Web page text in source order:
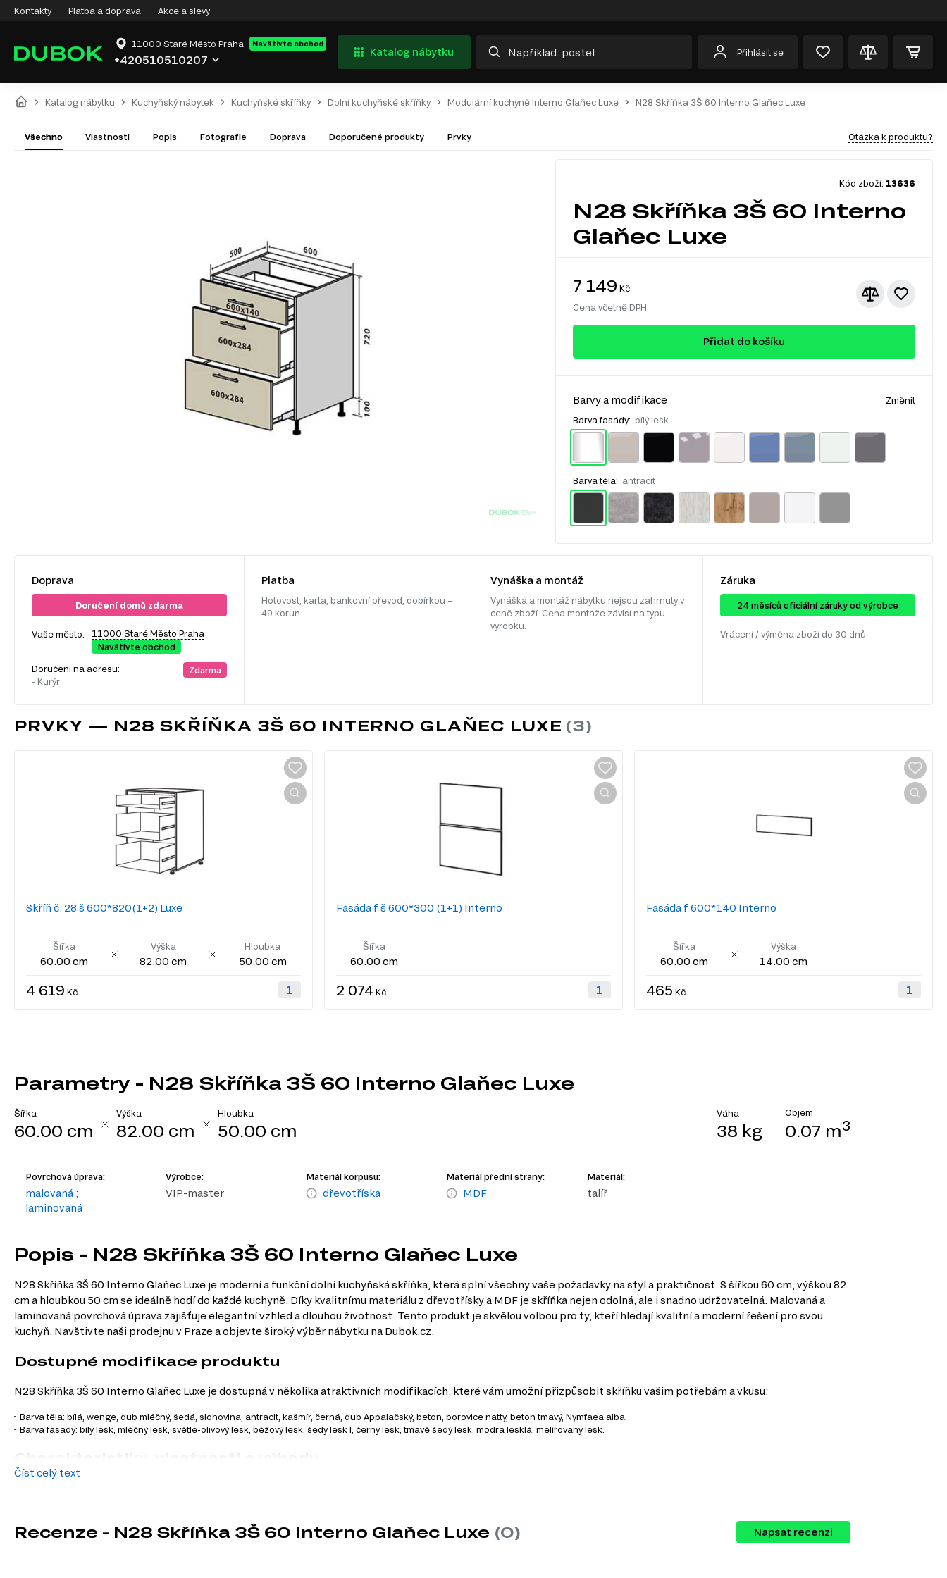
Kontakty Platba a doprava Akce a slevy
11000 Staré Město Praha Navštivte obchod
+420510510207
Katalog nábytku Přihlásit se
Katalog nábytku Kuchyňský nábytek Kuchyňské skříňky Dolní kuchyňské skříňky Modulární kuchyně Interno Glaňec Luxe N28 Skříňka 3Š 60 Interno Glaňec Luxe
Všechno Vlastnosti Popis Fotografie Doprava Doporučené produkty Prvky Otázka k produktu?
Kód zboží: 13636
N28 Skříňka 3Š 60 Interno
Glaňec Luxe
7 149 Kč
Cena včetně DPH
Přidat do košíku
Barvy a modifikace Změnit
Barva fasády: bílý lesk
Barva těla: antracit
Doprava
Doručení domů zdarma
Vaše město:
11000 Staré Město Praha
Navštivte obchod
Doručení na adresu:
- Kurýr
Zdarma
Platba
Hotovost, karta, bankovní převod, dobírkou –
49 korun.
Vynáška a montáž
Vynáška a montáž nábytku nejsou zahrnuty v
ceně zboží. Cena montáže závisí na typu
výrobku.
Záruka
24 ​​​​měsíců oficiální záruky od výrobce
Vrácení / výměna zboží do 30 dnů
PRVKY — N28 SKŘÍŇKA 3Š 60 INTERNO GLAŇEC LUXE
Skříň č. 28 š 600*820(1+2) Luxe
Šířka
60.00 cm
Výška
82.00 cm
Hloubka
50.00 cm
4 619 Kč
Fasáda f š 600*300 (1+1) Interno
Šířka
60.00 cm
2 074 Kč
Fasáda f 600*140 Interno
Šířka
60.00 cm
Výška
14.00 cm
465 Kč
Parametry - N28 Skříňka 3Š 60 Interno Glaňec Luxe
Šířka
60.00 cm
Výška
82.00 cm
Hloubka
50.00 cm
Váha
38 kg
Objem
0.07 m3
Povrchová úprava:
malovaná ;
laminovaná
Výrobce:
VIP-master
Materiál korpusu:
dřevotříska
Materiál přední strany:
MDF
Materiál:
talíř
Popis - N28 Skříňka 3Š 60 Interno Glaňec Luxe
N28 Skříňka 3Š 60 Interno Glaňec Luxe je moderní a funkční dolní kuchyňská skříňka, která splní všechny vaše požadavky na styl a praktičnost. S šířkou 60 cm, výškou 82
cm a hloubkou 50 cm se ideálně hodí do každé kuchyně. Díky kvalitnímu materiálu z dřevotřísky a MDF je skříňka nejen odolná, ale i snadno udržovatelná. Malovaná a
laminovaná povrchová úprava zajišťuje elegantní vzhled a dlouhou životnost. Tento produkt je skvělou volbou pro ty, kteří hledají kvalitní a moderní řešení pro svou
kuchyň. Navštivte naši prodejnu v Praze a objevte široký výběr nábytku na Dubok.cz.
Dostupné modifikace produktu
N28 Skříňka 3Š 60 Interno Glaňec Luxe je dostupná v několika atraktivních modifikacích, které vám umožní přizpůsobit skříňku vašim potřebám a vkusu:
Barva těla: bílá, wenge, dub mléčný, šedá, slonovina, antracit, kašmír, černá, dub Appalačský, beton, borovice natty, beton tmavý, Nymfaea alba.
Barva fasády: bílý lesk, mléčný lesk, světle-olivový lesk, béžový lesk, šedý lesk I, černý lesk, tmavě šedý lesk, modrá lesklá, melírovaný lesk.
MDF poskytuje hladký povrch, který je ideální pro lesklé provedení, což dodává moderní vzhled vaší kuchyni.
Číst celý text
Recenze - N28 Skříňka 3Š 60 Interno Glaňec Luxe (0) Napsat recenzi